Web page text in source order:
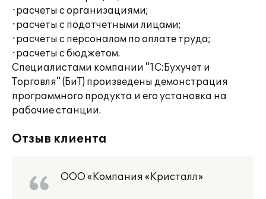
·расчеты с организациями;
·расчеты с подотчетными лицами;
·расчеты с персоналом по оплате труда;
·расчеты с бюджетом.
Специалистами компании "1С:Бухучет и
Торговля" (БиТ) произведены демонстрация
программного продукта и его установка на
рабочие станции.
Отзыв клиента
ООО «Компания «Кристалл»